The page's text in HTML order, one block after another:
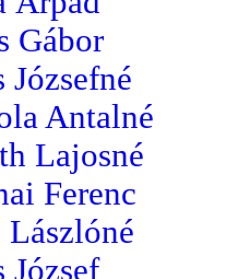
Gábor
Józsefné
Antalné
Lajosné
Ferenc
Lászlóné
József